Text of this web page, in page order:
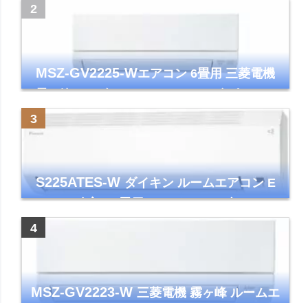
MSZ-GV2225-Wエアコン 6畳用 三菱電機
霧ヶ峰 2025年モデル GVシリーズ ピュアホ
ワイト 清潔 除湿 単相100V
S225ATES-Wダイキン ルームエアコン E
シリーズ 主に6畳用 ホワイト 2025年モデル
MSZ-GV2223-W三菱電機 霧ヶ峰 ルームエ